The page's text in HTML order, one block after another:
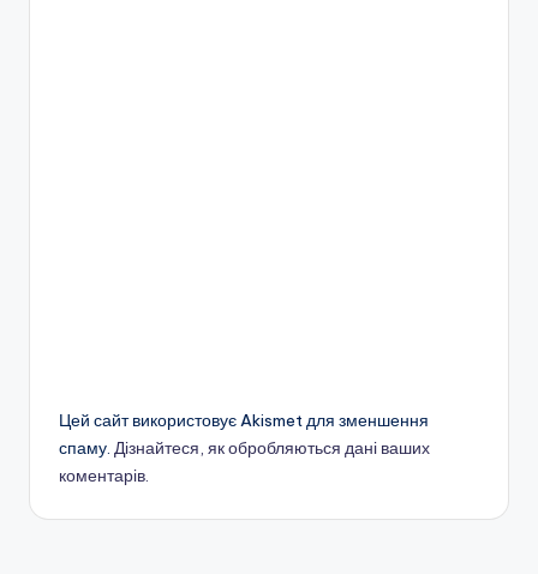
Цей сайт використовує Akismet для зменшення
спаму. Дізнайтеся, як обробляються дані ваших
коментарів.